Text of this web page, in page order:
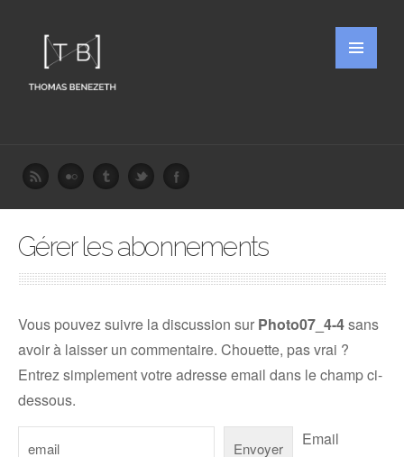
Gérer les abonnements
Vous pouvez suivre la discussion sur Photo07_4-4sans
avoir à laisser un commentaire. Chouette, pas vrai ?
Entrez simplement votre adresse email dans le champ ci-
dessous.
Email